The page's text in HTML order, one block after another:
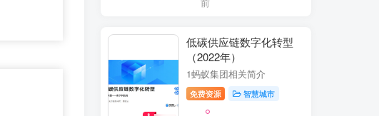
低碳供应链数字化转型
（2022年）
1蚂蚁集团相关简介
免费资源 智慧城市